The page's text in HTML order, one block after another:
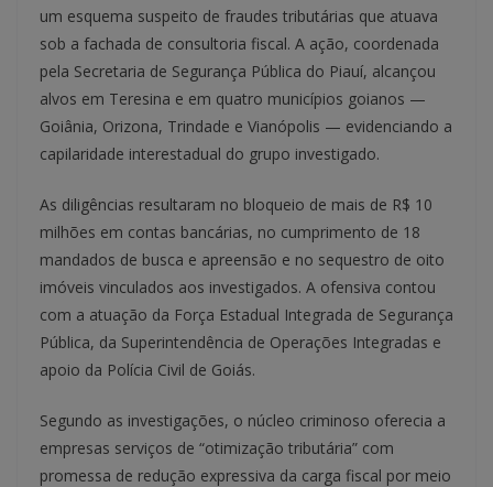
um esquema suspeito de fraudes tributárias que atuava
sob a fachada de consultoria fiscal. A ação, coordenada
pela Secretaria de Segurança Pública do Piauí, alcançou
alvos em Teresina e em quatro municípios goianos —
Goiânia, Orizona, Trindade e Vianópolis — evidenciando a
capilaridade interestadual do grupo investigado.
As diligências resultaram no bloqueio de mais de R$ 10
milhões em contas bancárias, no cumprimento de 18
mandados de busca e apreensão e no sequestro de oito
imóveis vinculados aos investigados. A ofensiva contou
com a atuação da Força Estadual Integrada de Segurança
Pública, da Superintendência de Operações Integradas e
apoio da Polícia Civil de Goiás.
Segundo as investigações, o núcleo criminoso oferecia a
empresas serviços de “otimização tributária” com
promessa de redução expressiva da carga fiscal por meio